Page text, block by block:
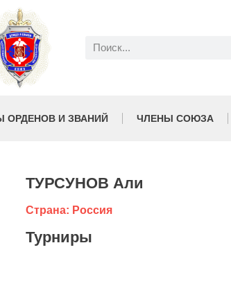
ОРДЕНОВ И ЗВАНИЙ ЧЛЕНЫ СОЮЗА
ТУРСУНОВ Али
Страна: Россия
Турниры